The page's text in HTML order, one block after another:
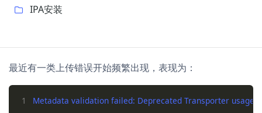
IPA安装
最近有一类上传错误开始频繁出现，表现为：
1